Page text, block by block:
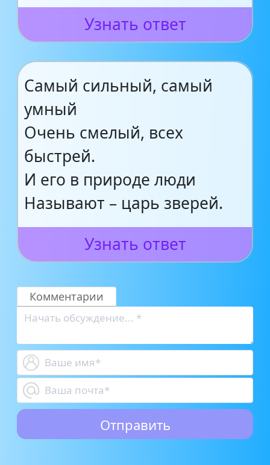
Узнать ответ
Самый сильный, самый
умный
Очень смелый, всех
быстрей.
И его в природе люди
Называют – царь зверей.
Узнать ответ
Комментарии